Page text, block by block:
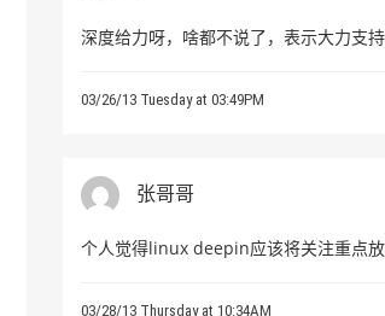
深度给力呀，啥都不说了，表示大力支持
03/26/13 Tuesday at 03:49PM
张哥哥
个人觉得linux deepin应该将关注重点
03/28/13 Thursday at 10:34AM